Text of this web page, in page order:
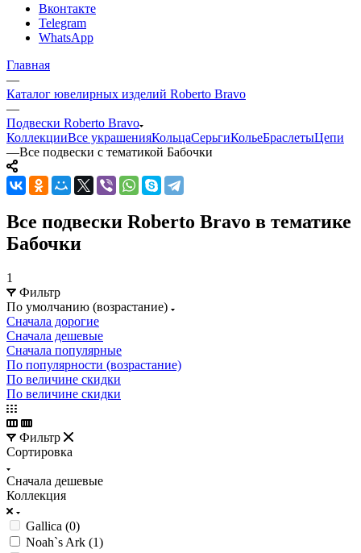
Вконтакте
Telegram
WhatsApp
Главная
—
Каталог ювелирных изделий Roberto Bravo
—
Подвески Roberto Bravo
КоллекцииВсе украшенияКольцаСерьгиКольеБраслетыЦепи
—Все подвески с тематикой Бабочки
Все подвески Roberto Bravo в тематике
Бабочки
1
Фильтр
По умолчанию (возрастание)
Сначала дорогие
Сначала дешевые
Сначала популярные
По популярности (возрастание)
По величине скидки
По величине скидки
Фильтр
Сортировка
Сначала дешевые
Коллекция
Gallica (0)
Noah`s Ark (1)